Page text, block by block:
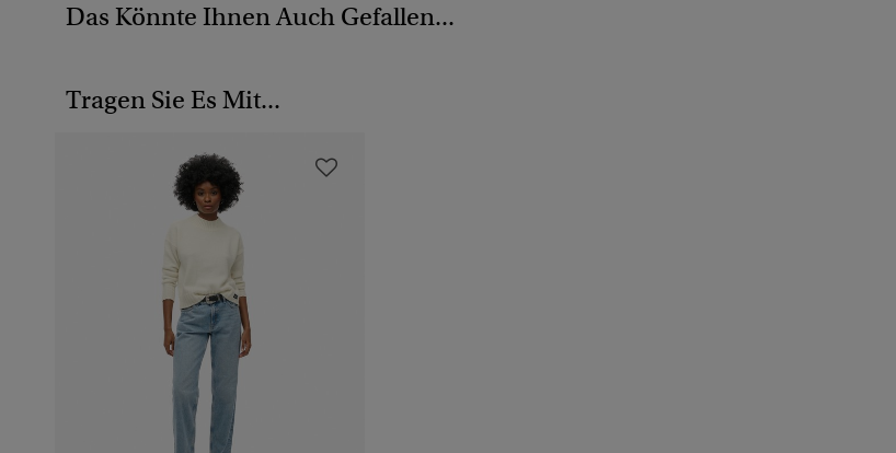
Das Könnte Ihnen Auch Gefallen...
Tragen Sie Es Mit...